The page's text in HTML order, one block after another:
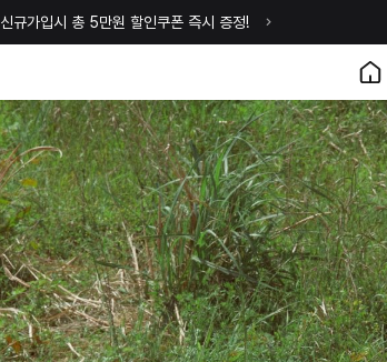
신규가입시 총 5만원 할인쿠폰 즉시 증정!